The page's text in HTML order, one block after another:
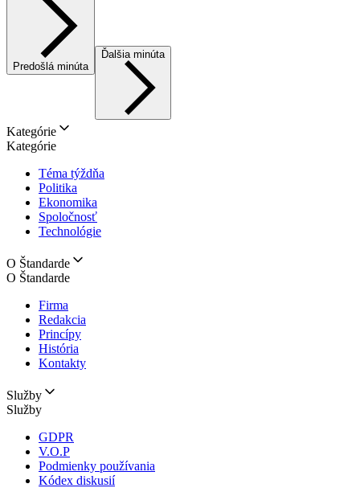
Predošlá minúta
Ďalšia minúta
Kategórie
Kategórie
Téma týždňa
Politika
Ekonomika
Spoločnosť
Technológie
O Štandarde
O Štandarde
Firma
Redakcia
Princípy
História
Kontakty
Služby
Služby
GDPR
V.O.P
Podmienky používania
Kódex diskusií